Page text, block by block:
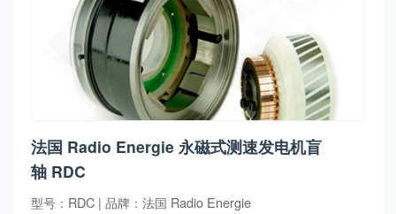
法国 Radio Energie 永磁式测速发电机盲
轴 RDC
型号：RDC | 品牌：法国 Radio Energie